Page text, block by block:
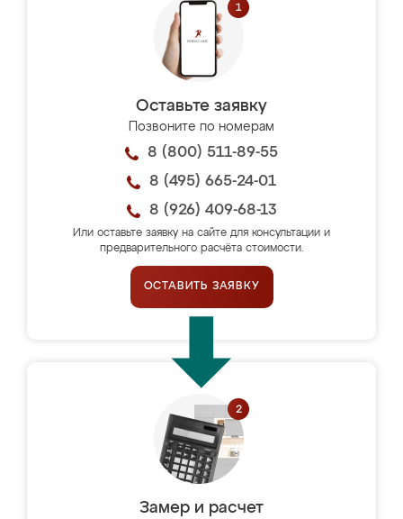
Оставьте заявку
Позвоните по номерам
8 (800) 511-89-55
8 (495) 665-24-01
8 (926) 409-68-13
Или оставьте заявку на сайте для консультации и
предварительного расчёта стоимости.
ОСТАВИТЬ ЗАЯВКУ
Замер и расчет